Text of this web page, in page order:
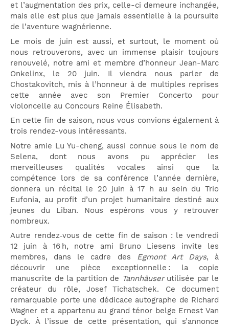
et l’augmentation des prix, celle-ci demeure inchangée,
mais elle est plus que jamais essentielle à la poursuite
de l’aventure wagnérienne.
Le mois de juin est aussi, et surtout, le moment où
nous retrouverons, avec un immense plaisir toujours
renouvelé, notre ami et membre d’honneur Jean-Marc
Onkelinx, le 20 juin. Il viendra nous parler de
Chostakovitch, mis à l’honneur à de multiples reprises
cette année avec son Premier Concerto pour
violoncelle au Concours Reine Élisabeth.
En cette fin de saison, nous vous convions également à
trois rendez-vous intéressants.
Notre amie Lu Yu-cheng, aussi connue sous le nom de
Selena, dont nous avons pu apprécier les
merveilleuses qualités vocales ainsi que la
compétence lors de sa conférence l’année dernière,
donnera un récital le 20 juin à 17 h au sein du Trio
Eufonia, au profit d’un projet humanitaire destiné aux
jeunes du Liban. Nous espérons vous y retrouver
nombreux.
Autre rendez‑vous de cette fin de saison : le vendredi
12 juin à 16 h, notre ami Bruno Liesens invite les
membres, dans le cadre des Egmont Art Days, à
découvrir une pièce exceptionnelle : la copie
manuscrite de la partition de Tannhäuserutilisée par le
créateur du rôle, Josef Tichatschek. Ce document
remarquable porte une dédicace autographe de Richard
Wagner et a appartenu au grand ténor belge Ernest Van
Dyck. À l’issue de cette présentation, qui s’annonce